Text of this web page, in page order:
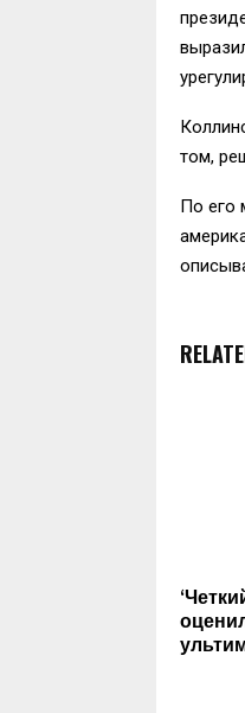
том,
По его